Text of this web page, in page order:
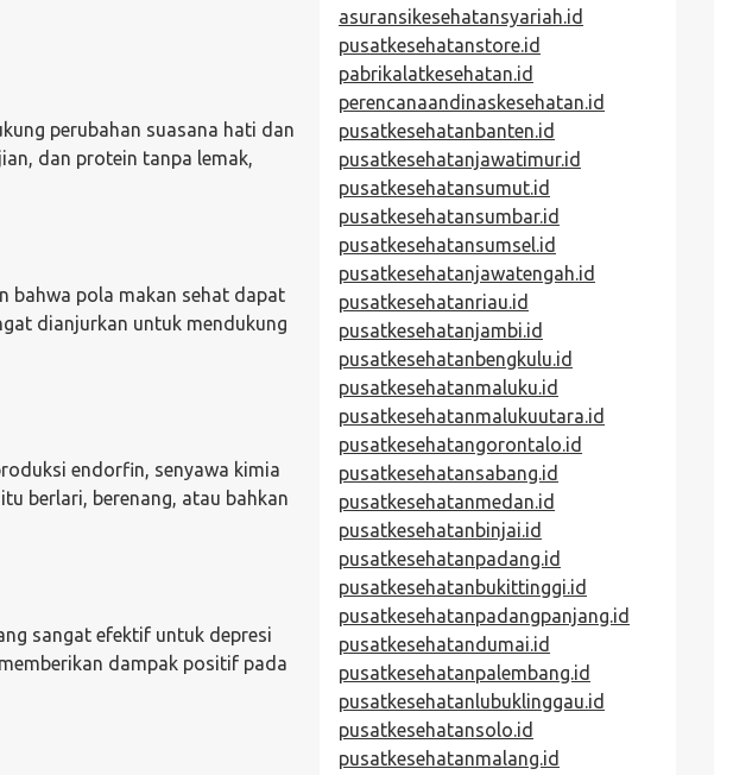
perubahan suasana hati dan
dan protein tanpa lemak,
bahwa pola makan sehat dapat
dianjurkan untuk mendukung
endorfin, senyawa kimia
berlari, berenang, atau bahkan
sangat efektif untuk depresi
dampak positif pada
asuransikesehatansyariah.id
pusatkesehatanstore.id
pabrikalatkesehatan.id
perencanaandinaskesehatan.id
pusatkesehatanbanten.id
pusatkesehatanjawatimur.id
pusatkesehatansumut.id
pusatkesehatansumbar.id
pusatkesehatansumsel.id
pusatkesehatanjawatengah.id
pusatkesehatanriau.id
pusatkesehatanjambi.id
pusatkesehatanbengkulu.id
pusatkesehatanmaluku.id
pusatkesehatanmalukuutara.id
pusatkesehatangorontalo.id
pusatkesehatansabang.id
pusatkesehatanmedan.id
pusatkesehatanbinjai.id
pusatkesehatanpadang.id
pusatkesehatanbukittinggi.id
pusatkesehatanpadangpanjang.id
pusatkesehatandumai.id
pusatkesehatanpalembang.id
pusatkesehatanlubuklinggau.id
pusatkesehatansolo.id
pusatkesehatanmalang.id